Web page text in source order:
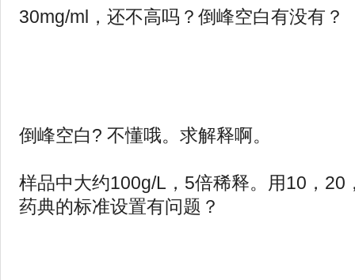
30mg/ml，还不高吗？倒峰空白有没有？
倒峰空白? 不懂哦。求解释啊。
样品中大约100g/L，5倍稀释。用10，20
药典的标准设置有问题？